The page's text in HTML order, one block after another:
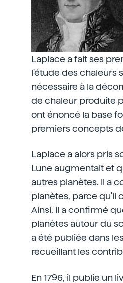
Laplace a fait ses
l'étude des chaleurs
nécessaire à la
de chaleur produite
ont énoncé la base
premiers concepts
Laplace a alors pris
Lune augmentait et
autres planètes. Il a
planètes, parce qu'il
Ainsi, il a confirmé
planètes autour du
a été publiée dans
recueillant les
En 1796, il publie un